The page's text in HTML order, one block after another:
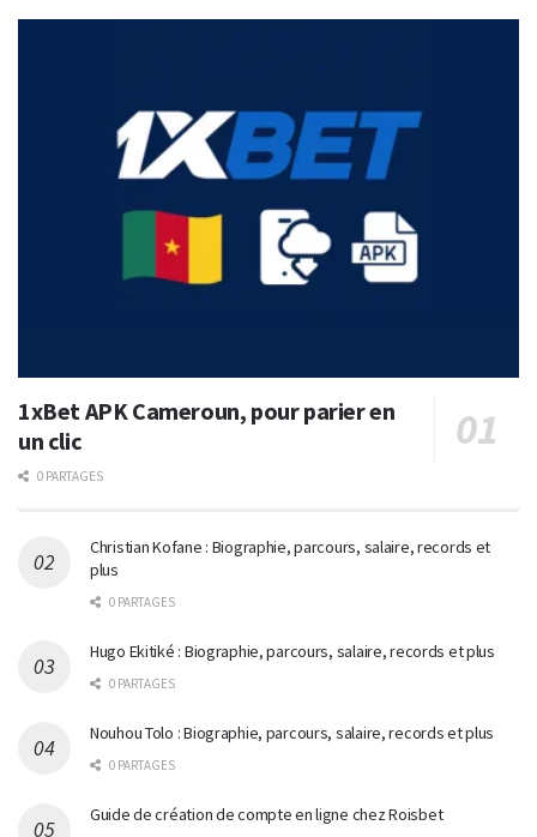
1xBet APK Cameroun, pour parier en
un clic
0 PARTAGES
Christian Kofane : Biographie, parcours, salaire, records et
plus
0 PARTAGES
Hugo Ekitiké : Biographie, parcours, salaire, records et plus
0 PARTAGES
Nouhou Tolo : Biographie, parcours, salaire, records et plus
0 PARTAGES
Guide de création de compte en ligne chez Roisbet